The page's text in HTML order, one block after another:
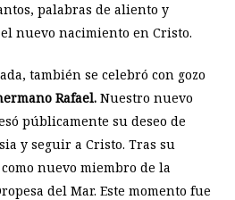
palabras de aliento y
nuevo nacimiento en Cristo.
también se celebró con gozo
Rafael.Nuestro nuevo
públicamente su deseo de
y seguir a Cristo. Tras su
nuevo miembro de la
del Mar. Este momento fue